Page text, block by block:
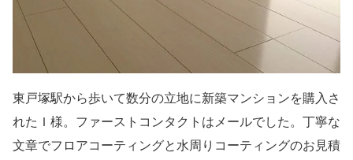
東戸塚駅から歩いて数分の立地に新築マンションを購入さ
れたＩ様。ファーストコンタクトはメールでした。丁寧な
文章でフロアコーティングと水周りコーティングのお見積